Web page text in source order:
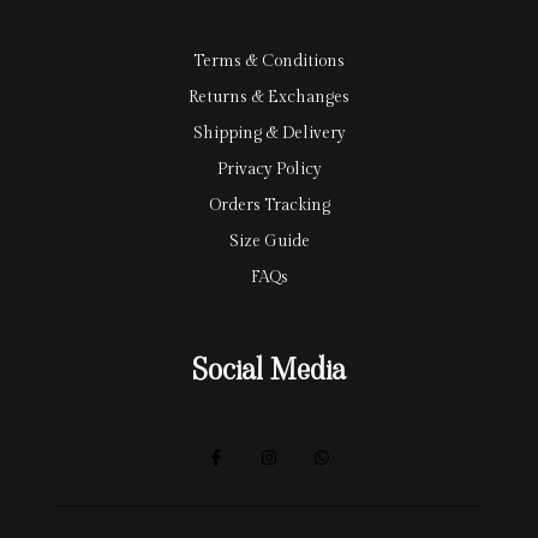
Terms & Conditions
Returns & Exchanges
Shipping & Delivery
Privacy Policy
Orders Tracking
Size Guide
FAQs
Social Media